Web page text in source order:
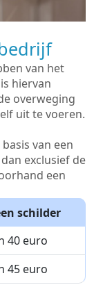
van het
hiervan
overweging
uit te voeren.
van een
exclusief de
een
schilder
40 euro
45 euro